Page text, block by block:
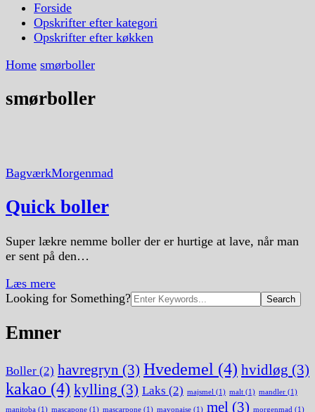
Forside
Opskrifter efter kategori
Opskrifter efter køkken
Home smørboller
smørboller
BagværkMorgenmad
Quick boller
Super lækre nemme boller der er hurtige at lave, når man
er sent på den…
Læs mere
Search
Looking for Something?
Emner
Boller (2) havregryn (3) Hvedemel (4) hvidløg (3)
kakao (4) kylling (3) Laks (2) majsmel (1) malt (1) mandler (1)
manitoba (1) mascapone (1) mascarpone (1) mayonaise (1) mel (3) morgenmad (1)